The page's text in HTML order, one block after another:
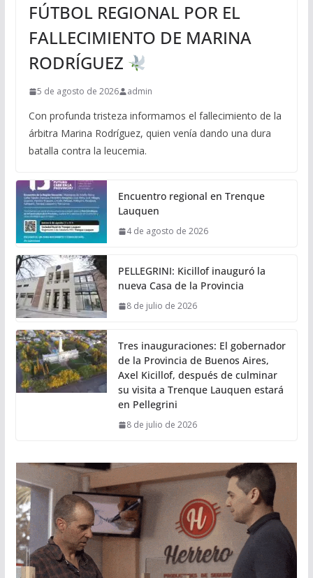
FÚTBOL REGIONAL POR EL
FALLECIMIENTO DE MARINA
RODRÍGUEZ
5 de agosto de 2026 admin
Con profunda tristeza informamos el fallecimiento de la
árbitra Marina Rodríguez, quien venía dando una dura
batalla contra la leucemia.
Encuentro regional en Trenque
Lauquen
4 de agosto de 2026
PELLEGRINI: Kicillof inauguró la
nueva Casa de la Provincia
8 de julio de 2026
Tres inauguraciones: El gobernador
de la Provincia de Buenos Aires,
Axel Kicillof, después de culminar
su visita a Trenque Lauquen estará
en Pellegrini
8 de julio de 2026